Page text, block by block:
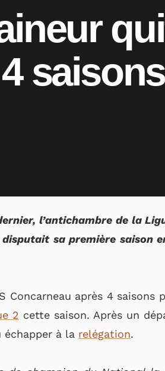
saisons
l’antichambre de la
sa première saison
Concarneau après 4 saisons
2 cette saison. Après un
échapper à la relégation.